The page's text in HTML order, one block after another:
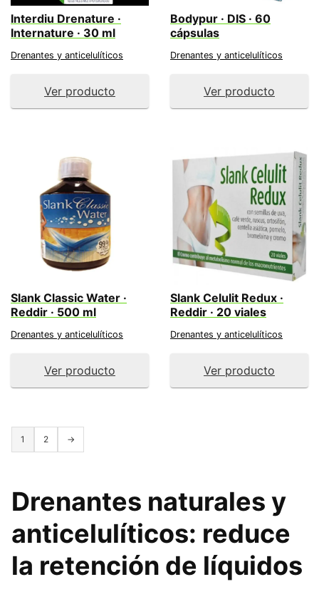
Interdiu Drenature ·
Internature · 30 ml
Drenantes y anticelulíticos
Ver producto
Bodypur · DIS · 60
cápsulas
Drenantes y anticelulíticos
Ver producto
Slank Classic Water ·
Reddir · 500 ml
Drenantes y anticelulíticos
Ver producto
Slank Celulit Redux ·
Reddir · 20 viales
Drenantes y anticelulíticos
Ver producto
1 2 →
Drenantes naturales y
anticelulíticos: reduce
la retención de líquidos